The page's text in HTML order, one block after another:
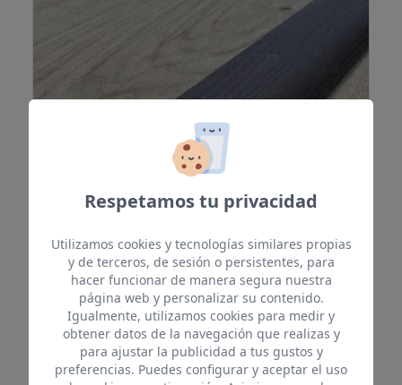
EEASYFLOORING / ACCESORIOS DE INTERIOR
Perfil transición Verodal
Respetamos tu privacidad
Utilizamos cookies y tecnologías similares propias
y de terceros, de sesión o persistentes, para
hacer funcionar de manera segura nuestra
página web y personalizar su contenido.
Igualmente, utilizamos cookies para medir y
obtener datos de la navegación que realizas y
para ajustar la publicidad a tus gustos y
preferencias. Puedes configurar y aceptar el uso